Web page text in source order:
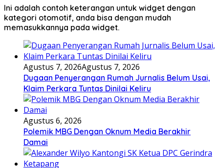
Ini adalah contoh keterangan untuk widget dengan
kategori otomotif, anda bisa dengan mudah
memasukkannya pada widget.
Agustus 7, 2026Agustus 7, 2026
Dugaan Penyerangan Rumah Jurnalis Belum Usai,
Klaim Perkara Tuntas Dinilai Keliru
Agustus 6, 2026
Polemik MBG Dengan Oknum Media Berakhir
Damai